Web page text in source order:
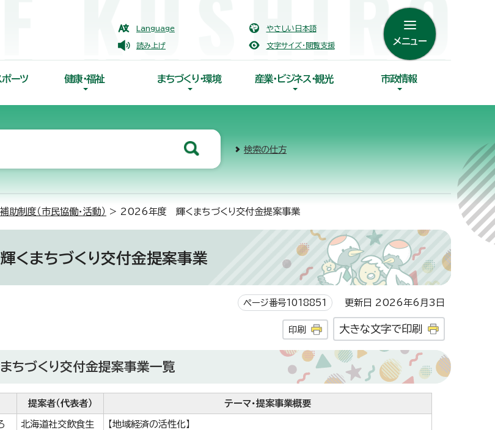
Language やさしい日本語
読み上げ 文字サイズ・閲覧支援 メニュー
ポーツ 健康・福祉 まちづくり・環境 産業・ビジネス・観光 市政情報
検索の仕方
補助制度（市民協働・活動） > 2026年度 輝くまちづくり交付金提案事業
まちづくり交付金提案事業
ページ番号1018851 更新日 2026年6月3日
印刷 大きな文字で印刷
づくり交付金提案事業一覧
提案者（代表者） テーマ・提案事業概要
北海道社交飲食生
【地域経済の活性化】